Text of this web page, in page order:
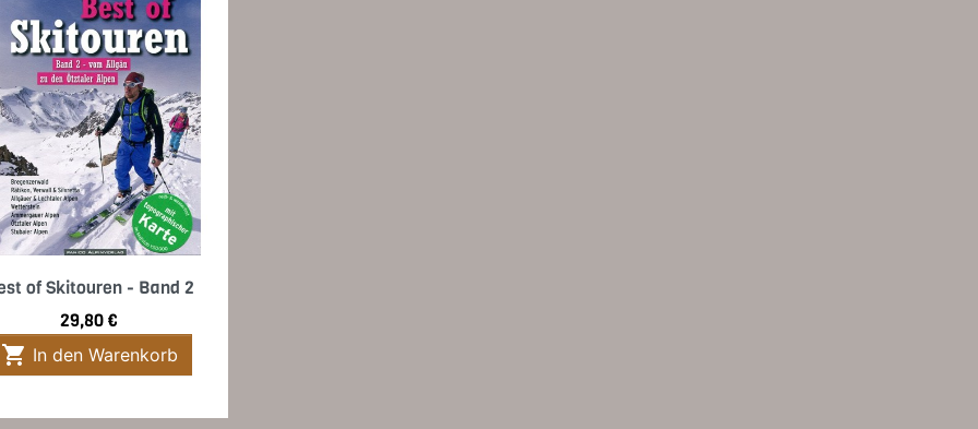
 Vorschau
of Skitouren - Band 2
Preis
29,80 €
 In den Warenkorb